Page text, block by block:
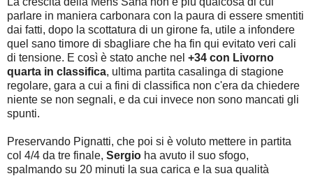
parlare in maniera carbonara con la paura di essere smentiti
dai fatti, dopo la scottatura di un girone fa, utile a infondere
quel sano timore di sbagliare che ha fin qui evitato veri cali
di tensione. E così è stato anche nel +34 con Livorno
quarta in classifica, ultima partita casalinga di stagione
regolare, gara a cui a fini di classifica non c'era da chiedere
niente se non segnali, e da cui invece non sono mancati gli
spunti.
Preservando Pignatti, che poi si è voluto mettere in partita
col 4/4 da tre finale, Sergio ha avuto il suo sfogo,
spalmando su 20 minuti la sua carica e la sua qualità